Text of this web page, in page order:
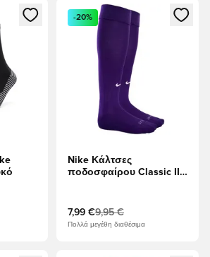
για να συνδεθείτε ή να εγγραφείτε ως
Ανοίγει ένα Modal για να
-20%
Nike Κάλτσες
ποδοσφαίρου Classic II -
7,99 €9,95 €
Πολλά μεγέθη διαθέσιμα